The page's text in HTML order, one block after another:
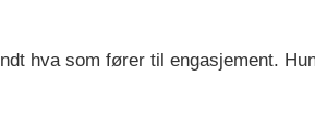
hva som fører til engasjement.